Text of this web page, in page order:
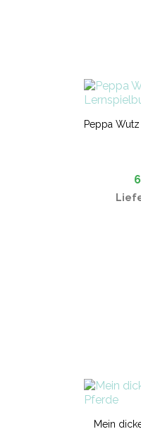
Peppa
Mein